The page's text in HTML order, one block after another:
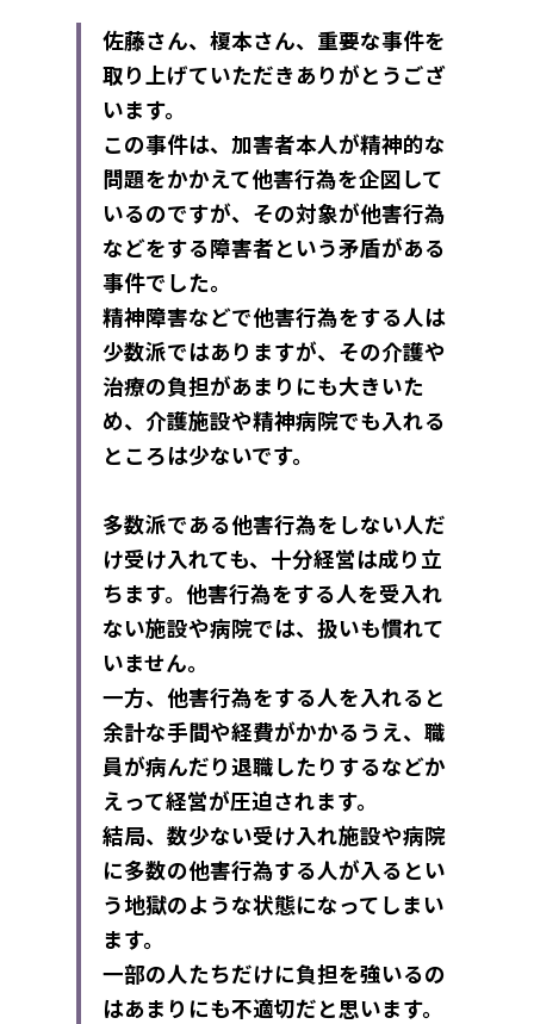
佐藤さん、榎本さん、重要な事件を
取り上げていただきありがとうござ
います。
この事件は、加害者本人が精神的な
問題をかかえて他害行為を企図して
いるのですが、その対象が他害行為
などをする障害者という矛盾がある
事件でした。
精神障害などで他害行為をする人は
少数派ではありますが、その介護や
治療の負担があまりにも大きいた
め、介護施設や精神病院でも入れる
ところは少ないです。
多数派である他害行為をしない人だ
け受け入れても、十分経営は成り立
ちます。他害行為をする人を受入れ
ない施設や病院では、扱いも慣れて
いません。
一方、他害行為をする人を入れると
余計な手間や経費がかかるうえ、職
員が病んだり退職したりするなどか
えって経営が圧迫されます。
結局、数少ない受け入れ施設や病院
に多数の他害行為する人が入るとい
う地獄のような状態になってしまい
ます。
一部の人たちだけに負担を強いるの
はあまりにも不適切だと思います。